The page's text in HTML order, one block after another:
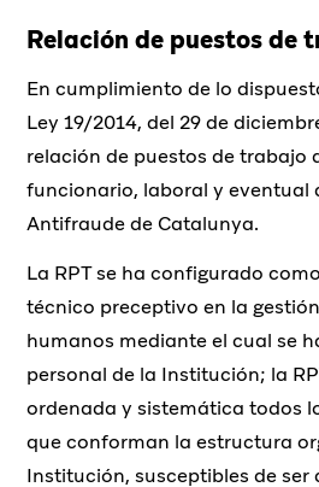
Relación de puestos de
En cumplimiento de lo
Ley 19/2014, del 29 de
relación de puestos de trabajo
funcionario, laboral y eventual
Antifraude de Catalunya.
La RPT se ha configurado
técnico preceptivo en la
humanos mediante el cual se
personal de la Institución; la
ordenada y sistemática todos
que conforman la estructura
Institución, susceptibles de ser